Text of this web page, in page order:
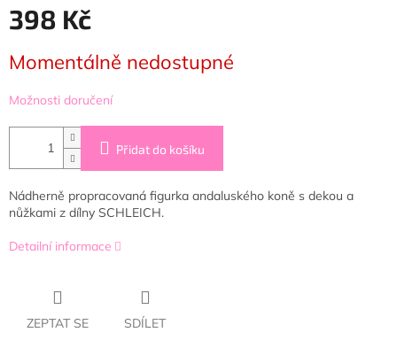
398 Kč
cena:
Momentálně nedostupné
Možnosti doručení
Přidat do košíku
Nádherně propracovaná figurka andaluského koně s dekou a
nůžkami z dílny SCHLEICH.
Detailní informace
ZEPTAT SE SDÍLET